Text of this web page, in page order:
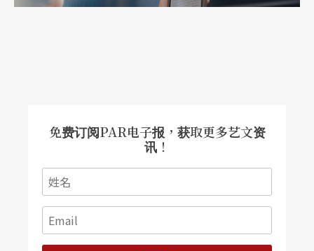
优秀。我希望多鼓励皇家芭蕾的成员，我们有阿胥
顿、麦可米伦留下的优秀传统，虽然大可不必从外
面找编舞家，但我们选择如此。当这两位总监逝世
之后，我们面临的问题是：要去哪里找新作品呢？
一些具实验的作品会在歌剧院的两个studio theatre
免费订阅PAR电子报，获取更多艺文资
讯！